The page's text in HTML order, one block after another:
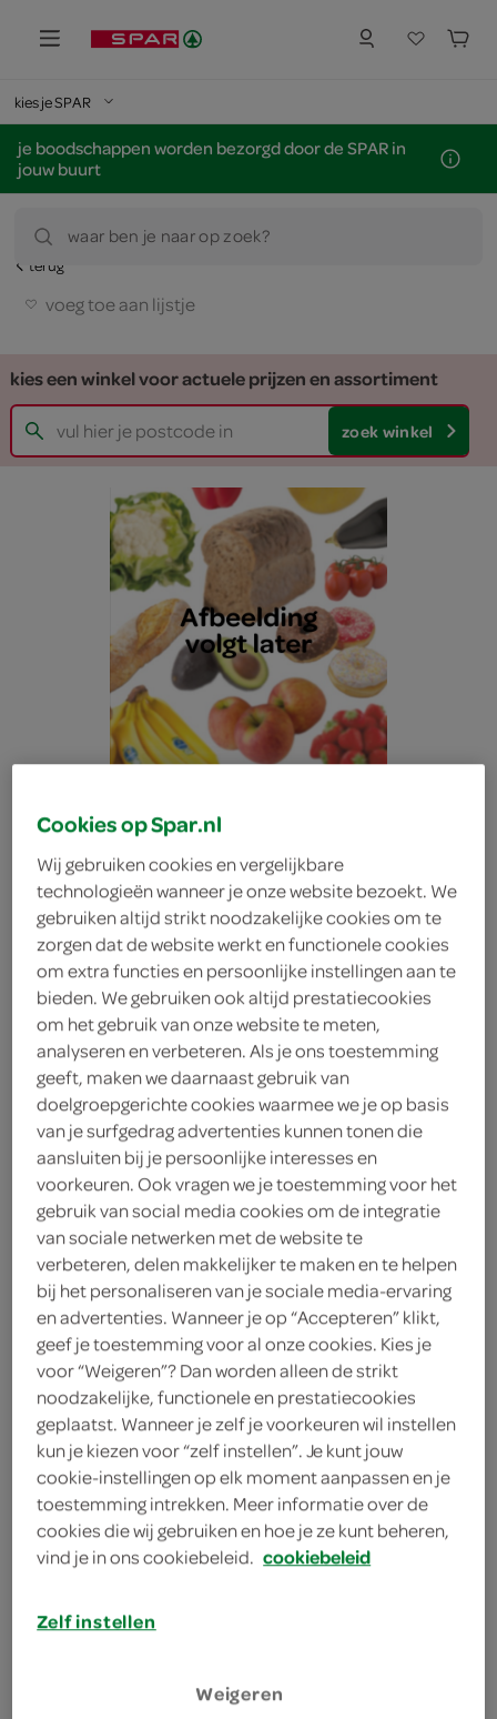
kies je SPAR
je boodschappen worden bezorgd door de SPAR in
jouw buurt
waar ben je naar op zoek?
terug
voeg toe aan lijstje
kies een winkel voor actuele prijzen en assortiment
zoek winkel
Lokale Bakker tompouce
met slagroom
Lokale Bakker
6.
30
2 Stuks
Let op: aanbiedingen zijn niet zichtbaar bij de
producten, maar worden wél automatisch
verwerkt in de winkelmand.
omschrijving
inhoud en gewicht
Cookies op Spar.nl
Wij gebruiken cookies en vergelijkbare
technologieën wanneer je onze website bezoekt. We
gebruiken altijd strikt noodzakelijke cookies om te
zorgen dat de website werkt en functionele cookies
om extra functies en persoonlijke instellingen aan te
bieden. We gebruiken ook altijd prestatiecookies
om het gebruik van onze website te meten,
analyseren en verbeteren. Als je ons toestemming
geeft, maken we daarnaast gebruik van
doelgroepgerichte cookies waarmee we je op basis
van je surfgedrag advertenties kunnen tonen die
aansluiten bij je persoonlijke interesses en
voorkeuren. Ook vragen we je toestemming voor het
gebruik van social media cookies om de integratie
van sociale netwerken met de website te
verbeteren, delen makkelijker te maken en te helpen
bij het personaliseren van je sociale media-ervaring
en advertenties. Wanneer je op “Accepteren” klikt,
geef je toestemming voor al onze cookies. Kies je
voor “Weigeren”? Dan worden alleen de strikt
noodzakelijke, functionele en prestatiecookies
geplaatst. Wanneer je zelf je voorkeuren wil instellen
kun je kiezen voor “zelf instellen”. Je kunt jouw
cookie-instellingen op elk moment aanpassen en je
toestemming intrekken. Meer informatie over de
cookies die wij gebruiken en hoe je ze kunt beheren,
vind je in ons cookiebeleid. cookiebeleid
Zelf instellen
Weigeren